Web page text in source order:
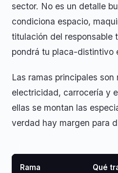
sector. No es un detalle
condiciona espacio,
titulación del responsable
pondrá tu placa-distintivo
Las ramas principales son
electricidad, carrocería y
ellas se montan las
verdad hay margen para
Rama Qué